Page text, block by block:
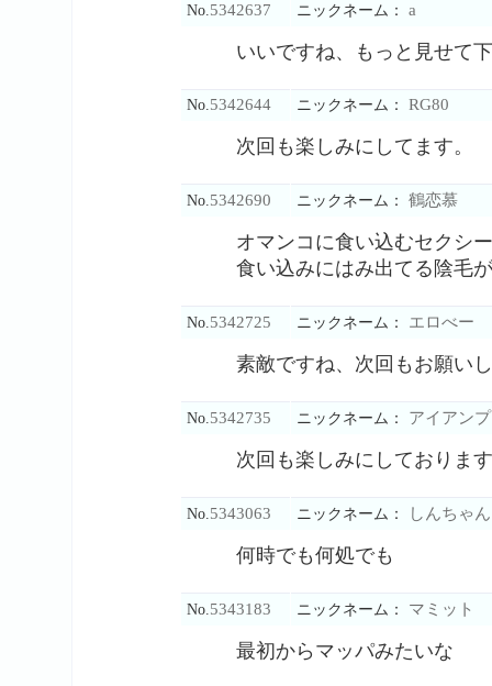
No.5342637 ニックネーム： a
いいですね、もっと見せて
No.5342644 ニックネーム： RG80
次回も楽しみにしてます。
No.5342690 ニックネーム： 鶴恋慕
オマンコに食い込むセクシ
食い込みにはみ出てる陰毛
No.5342725 ニックネーム： エロべー
素敵ですね、次回もお願い
No.5342735 ニックネーム： アイアン
次回も楽しみにしております
No.5343063 ニックネーム： しんちゃん
何時でも何処でも
No.5343183 ニックネーム： マミット
最初からマッパみたいな